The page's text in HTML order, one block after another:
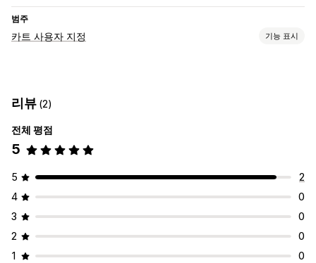
범주
카트 사용자 지정 기능 표시
모바일 반응형
상향 판매
추천 제품
더 많이 사면 더 많이 할인
결제 사용자 지정
원클릭 상향 판매
리뷰 (2)
전체 평점
5
5
2
4
0
3
0
2
0
1
0